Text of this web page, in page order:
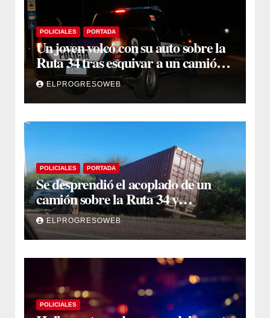
POLICIALES PORTADA
Un joven volcó con su auto sobre la
Ruta 34 tras esquivar a un camión
que se cruzó de carril
ELPROGRESOWEB
POLICIALES PORTADA
Se desprendió el acoplado de un
camión sobre la Ruta 34 y
camioneros se unieron para
retirarlo
ELPROGRESOWEB
POLICIALES